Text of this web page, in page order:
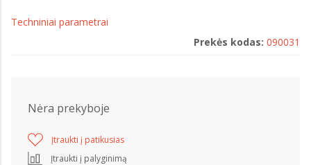
Techniniai parametrai
Prekės kodas: 090031
Nėra prekyboje
Įtraukti į patikusias
Įtraukti į palyginimą